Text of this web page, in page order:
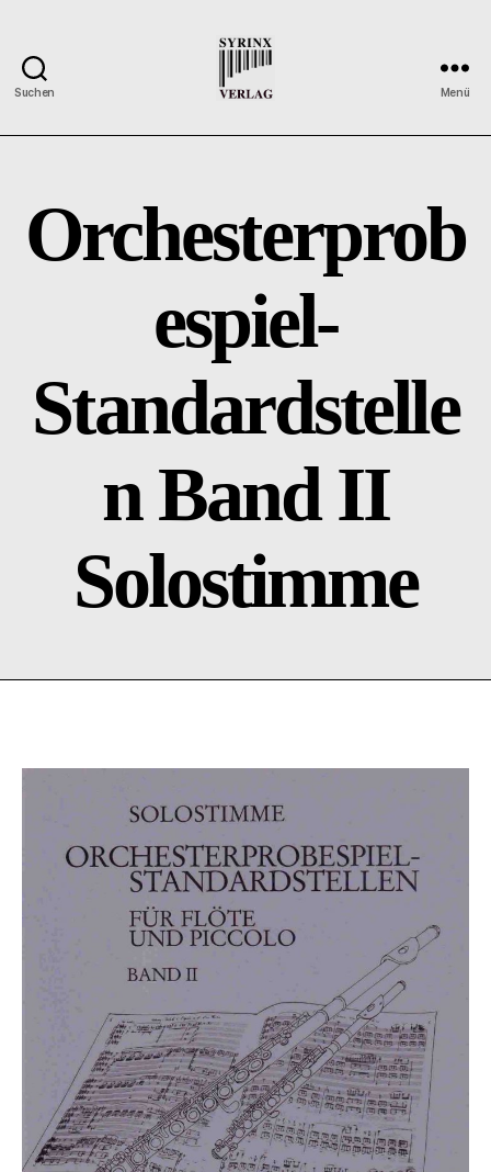
Suchen
Verlag
der
Flötisten
Menü
Orchesterprob
espiel-
Standardstelle
n Band II
Solostimme